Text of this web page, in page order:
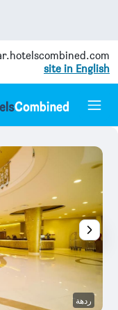
site in English
ردهة